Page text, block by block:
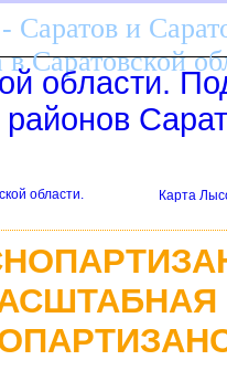
и
Саратовской
области.
области.
Карта